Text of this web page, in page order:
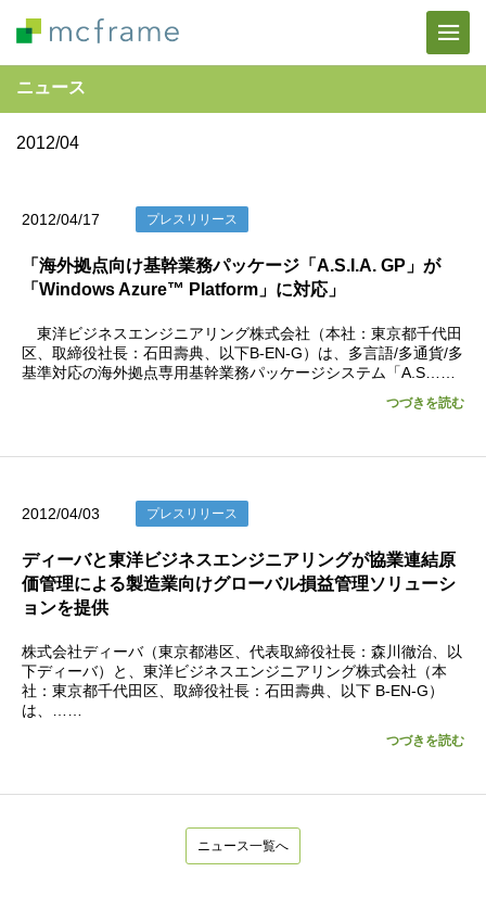
ニュース
2012/04
2012/04/17 プレスリリース
「海外拠点向け基幹業務パッケージ「A.S.I.A. GP」が
「Windows Azure™ Platform」に対応」
東洋ビジネスエンジニアリング株式会社（本社：東京都千代田
区、取締役社長：石田壽典、以下B-EN-G）は、多言語/多通貨/多
基準対応の海外拠点専用基幹業務パッケージシステム「A.S……
つづきを読む
2012/04/03 プレスリリース
ディーバと東洋ビジネスエンジニアリングが協業連結原
価管理による製造業向けグローバル損益管理ソリューシ
ョンを提供
株式会社ディーバ（東京都港区、代表取締役社長：森川徹治、以
下ディーバ）と、東洋ビジネスエンジニアリング株式会社（本
社：東京都千代田区、取締役社長：石田壽典、以下 B-EN-G）
は、……
つづきを読む
ニュース一覧へ